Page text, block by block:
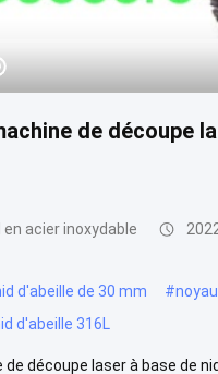
de découpe
en acier inoxydable
d'abeille de 30 mm #
d'abeille 316L
découpe laser à base de